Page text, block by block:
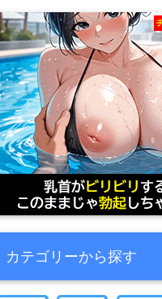
カテゴリーから探す